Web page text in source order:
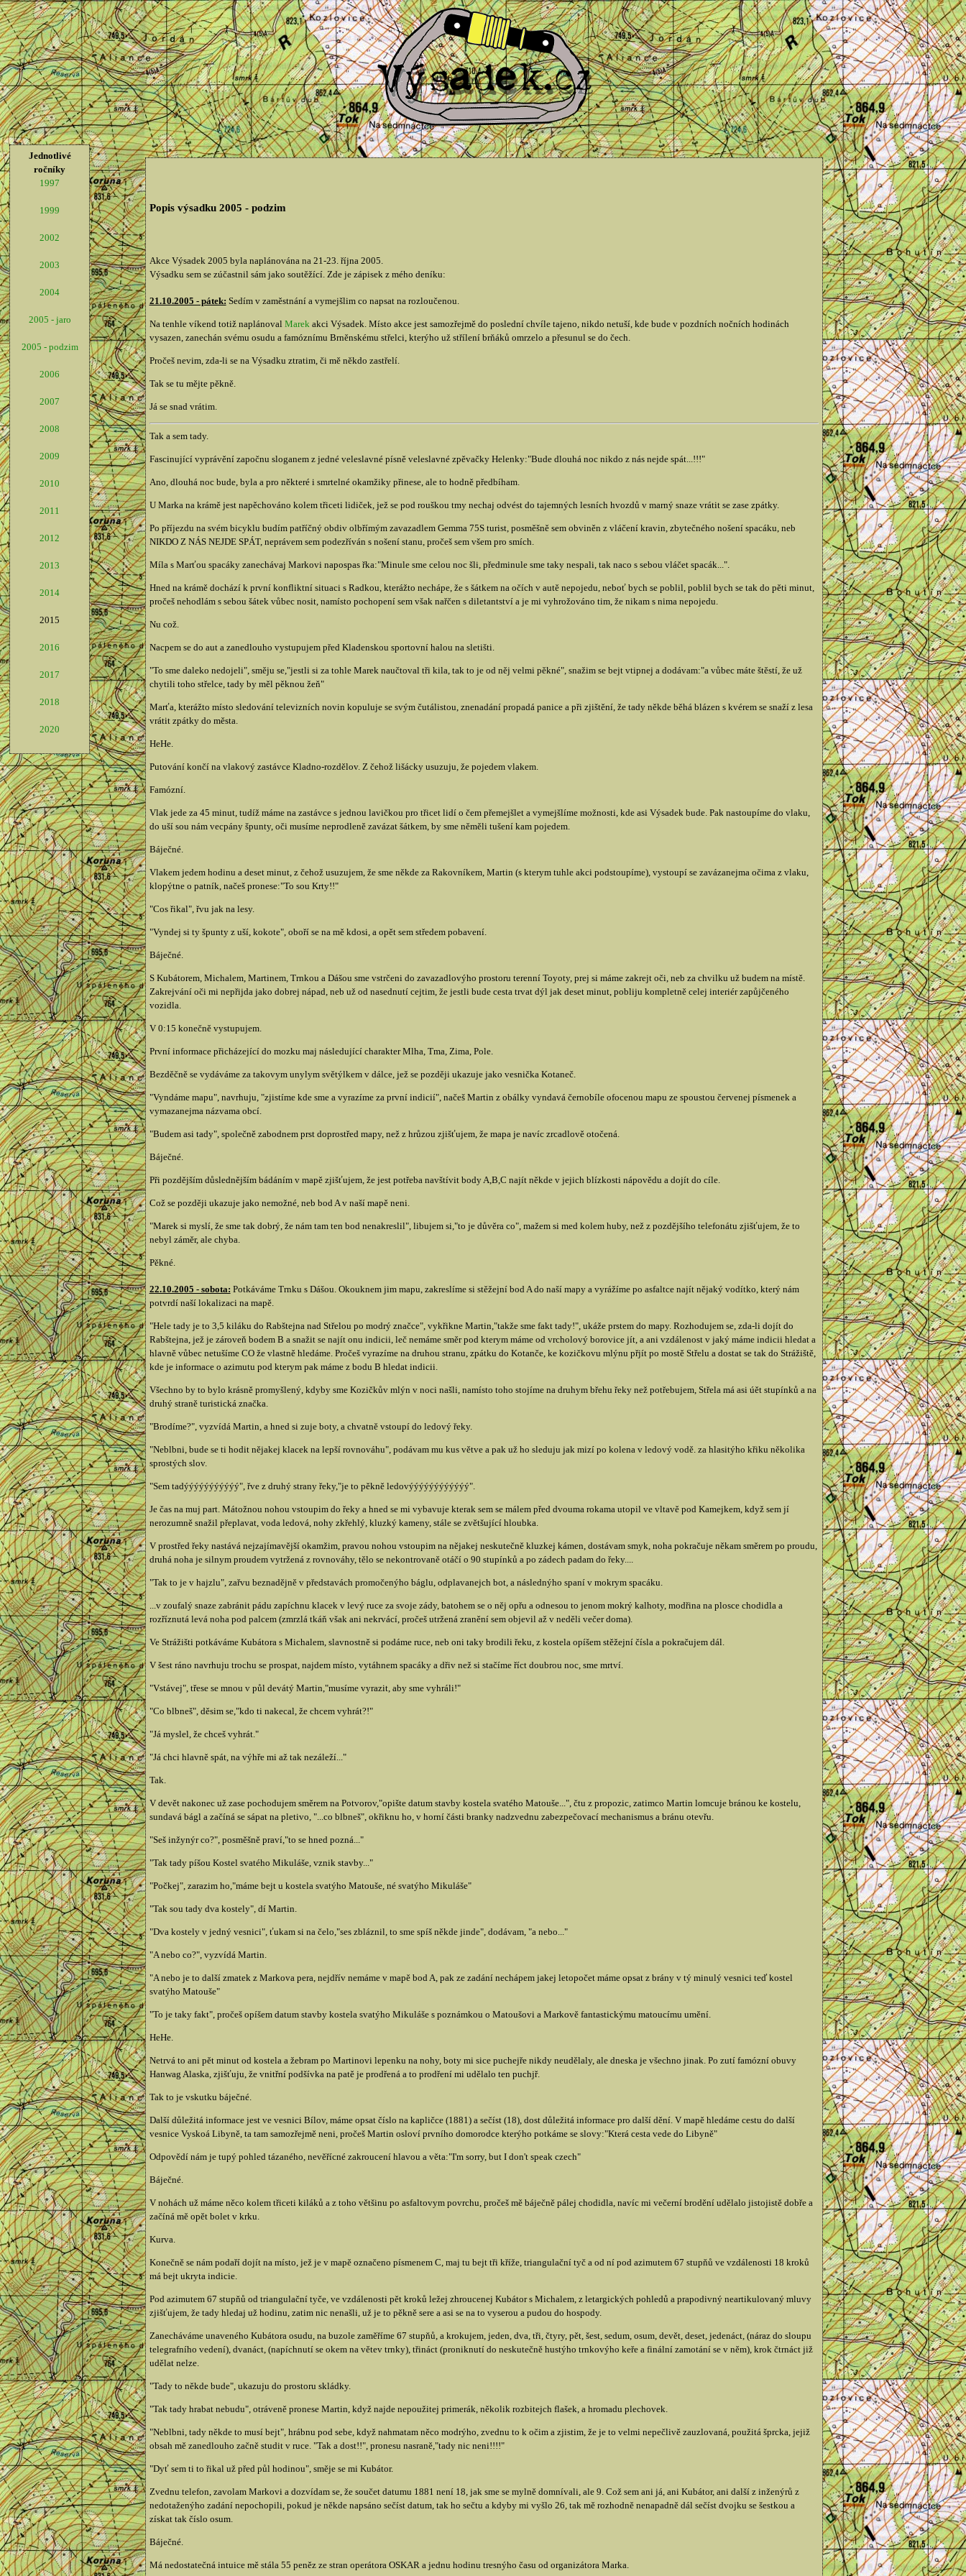
Jednotlivé
ročníky
1997
1999
2002
2003
2004
2005 - jaro
2005 - podzim
2006
2007
2008
2009
2010
2011
2012
2013
2014
2015
2016
2017
2018
2020
Popis výsadku 2005 - podzim
Akce Výsadek 2005 byla naplánována na 21-23. října 2005.
Výsadku sem se zúčastnil sám jako soutěžící. Zde je zápisek z mého deníku:
21.10.2005 - pátek: Sedím v zaměstnání a vymejšlim co napsat na rozloučenou.
Na tenhle víkend totiž naplánoval Marekakci Výsadek. Místo akce jest samozřejmě do poslední chvíle tajeno, nikdo netuší, kde bude v pozdních nočních hodinách
vysazen, zanechán svému osudu a famóznímu Brněnskému střelci, kterýho už střílení brňáků omrzelo a přesunul se do čech.
Pročeš nevim, zda-li se na Výsadku ztratim, či mě někdo zastřelí.
Tak se tu mějte pěkně.
Já se snad vrátim.
Tak a sem tady.
Fascinující vyprávění započnu sloganem z jedné veleslavné písně veleslavné zpěvačky Helenky:"Bude dlouhá noc nikdo z nás nejde spát...!!!"
Ano, dlouhá noc bude, byla a pro některé i smrtelné okamžiky přinese, ale to hodně předbíham.
U Marka na krámě jest napěchováno kolem třiceti lidiček, jež se pod rouškou tmy nechaj odvést do tajemných lesních hvozdů v marný snaze vrátit se zase zpátky.
Po příjezdu na svém bicyklu budím patříčný obdiv olbřímým zavazadlem Gemma 75S turist, posměšně sem obviněn z vláčení kravin, zbytečného nošení spacáku, neb
NIKDO Z NÁS NEJDE SPÁT, neprávem sem podezříván s nošení stanu, pročeš sem všem pro smích.
Míla s Marťou spacáky zanechávaj Markovi napospas řka:"Minule sme celou noc šli, předminule sme taky nespali, tak naco s sebou vláčet spacák...".
Hned na krámě dochází k první konfliktní situaci s Radkou, kterážto nechápe, že s šátkem na očích v autě nepojedu, neboť bych se poblil, poblil bych se tak do pěti minut,
pročeš nehodlám s sebou šátek vůbec nosit, namísto pochopení sem však nařčen s diletantství a je mi vyhrožováno tim, že nikam s nima nepojedu.
Nu což.
Nacpem se do aut a zanedlouho vystupujem před Kladenskou sportovní halou na sletišti.
"To sme daleko nedojeli", směju se,"jestli si za tohle Marek naučtoval tři kila, tak to je od něj velmi pěkné", snažim se bejt vtipnej a dodávam:"a vůbec máte štěstí, že už
chytili toho střelce, tady by měl pěknou žeň"
Marťa, kterážto místo sledování televizních novin kopuluje se svým čutálistou, znenadání propadá panice a při zjištění, že tady někde běhá blázen s kvérem se snaží z lesa
vrátit zpátky do města.
HeHe.
Putování končí na vlakový zastávce Kladno-rozdělov. Z čehož lišácky usuzuju, že pojedem vlakem.
Famózní.
Vlak jede za 45 minut, tudíž máme na zastávce s jednou lavičkou pro třicet lidí o čem přemejšlet a vymejšlíme možnosti, kde asi Výsadek bude. Pak nastoupíme do vlaku,
do uší sou nám vecpány špunty, oči musíme neprodleně zavázat šátkem, by sme něměli tušení kam pojedem.
Báječné.
Vlakem jedem hodinu a deset minut, z čehož usuzujem, že sme někde za Rakovníkem, Martin (s kterym tuhle akci podstoupíme), vystoupí se zavázanejma očima z vlaku,
klopýtne o patník, načeš pronese:"To sou Krty!!"
"Cos řikal", řvu jak na lesy.
"Vyndej si ty špunty z uší, kokote", oboří se na mě kdosi, a opět sem středem pobavení.
Báječné.
S Kubátorem, Michalem, Martinem, Trnkou a Dášou sme vstrčeni do zavazadlovýho prostoru terenní Toyoty, prej si máme zakrejt oči, neb za chvilku už budem na místě.
Zakrejvání oči mi nepřijda jako dobrej nápad, neb už od nasednutí cejtim, že jestli bude cesta trvat dýl jak deset minut, pobliju kompletně celej interiér zapůjčeného
vozidla.
V 0:15 konečně vystupujem.
První informace přicházející do mozku maj následující charakter Mlha, Tma, Zima, Pole.
Bezděčně se vydáváme za takovym unylym světýlkem v dálce, jež se později ukazuje jako vesnička Kotaneč.
"Vyndáme mapu", navrhuju, "zjistíme kde sme a vyrazíme za první indicií", načeš Martin z obálky vyndavá černobíle ofocenou mapu ze spoustou červenej písmenek a
vymazanejma názvama obcí.
"Budem asi tady", společně zabodnem prst doprostřed mapy, než z hrůzou zjišťujem, že mapa je navíc zrcadlově otočená.
Báječné.
Při pozdějším důslednějším bádáním v mapě zjišťujem, že jest potřeba navštívit body A,B,C najít někde v jejich blízkosti nápovědu a dojít do cíle.
Což se později ukazuje jako nemožné, neb bod A v naší mapě neni.
"Marek si myslí, že sme tak dobrý, že nám tam ten bod nenakreslil", libujem si,"to je důvěra co", mažem si med kolem huby, než z pozdějšího telefonátu zjišťujem, že to
nebyl záměr, ale chyba.
Pěkné.
22.10.2005 - sobota: Potkáváme Trnku s Dášou. Okouknem jim mapu, zakreslíme si stěžejní bod A do naší mapy a vyrážíme po asfaltce najít nějaký vodítko, který nám
potvrdí naší lokalizaci na mapě.
"Hele tady je to 3,5 kiláku do Rabštejna nad Střelou po modrý značce", vykřikne Martin,"takže sme fakt tady!", ukáže prstem do mapy. Rozhodujem se, zda-li dojít do
Rabštejna, jež je zároveň bodem B a snažit se najít onu indicii, leč nemáme směr pod kterym máme od vrcholový borovice jít, a ani vzdálenost v jaký máme indicii hledat a
hlavně vůbec netušíme CO že vlastně hledáme. Pročeš vyrazíme na druhou stranu, zpátku do Kotanče, ke kozičkovu mlýnu přjít po mostě Střelu a dostat se tak do Strážiště,
kde je informace o azimutu pod kterym pak máme z bodu B hledat indicii.
Všechno by to bylo krásně promyšlený, kdyby sme Kozičkův mlýn v noci našli, namísto toho stojíme na druhym břehu řeky než potřebujem, Střela má asi úět stupínků a na
druhý straně turistická značka.
"Brodíme?", vyzvídá Martin, a hned si zuje boty, a chvatně vstoupí do ledový řeky.
"Neblbni, bude se ti hodit nějakej klacek na lepší rovnováhu", podávam mu kus větve a pak už ho sleduju jak mizí po kolena v ledový vodě. za hlasitýho křiku několika
sprostých slov.
"Sem tadýýýýýýýýýýý", řve z druhý strany řeky,"je to pěkně ledovýýýýýýýýýýýý".
Je čas na muj part. Mátožnou nohou vstoupim do řeky a hned se mi vybavuje kterak sem se málem před dvouma rokama utopil ve vltavě pod Kamejkem, když sem jí
nerozumně snažil přeplavat, voda ledová, nohy zkřehlý, kluzký kameny, stále se zvětšující hloubka.
V prostřed řeky nastává nejzajímavější okamžim, pravou nohou vstoupim na nějakej neskutečně kluzkej kámen, dostávam smyk, noha pokračuje někam směrem po proudu,
druhá noha je silnym proudem vytržená z rovnováhy, tělo se nekontrovaně otáčí o 90 stupínků a po zádech padam do řeky....
"Tak to je v hajzlu", zařvu beznadějně v představách promočenýho báglu, odplavanejch bot, a následnýho spaní v mokrym spacáku.
...v zoufalý snaze zabránit pádu zapíchnu klacek v levý ruce za svoje zády, batohem se o něj opřu a odnesou to jenom mokrý kalhoty, modřina na plosce chodidla a
rozříznutá levá noha pod palcem (zmrzlá tkáň však ani nekrvácí, pročeš utržená zranění sem objevil až v neděli večer doma).
Ve Strážišti potkáváme Kubátora s Michalem, slavnostně si podáme ruce, neb oni taky brodili řeku, z kostela opíšem stěžejní čísla a pokračujem dál.
V šest ráno navrhuju trochu se prospat, najdem místo, vytáhnem spacáky a dřiv než si stačíme říct doubrou noc, sme mrtví.
"Vstávej", třese se mnou v půl devátý Martin,"musíme vyrazit, aby sme vyhráli!"
"Co blbneš", děsim se,"kdo ti nakecal, že chcem vyhrát?!"
"Já myslel, že chceš vyhrát."
"Já chci hlavně spát, na výhře mi až tak nezáleží..."
Tak.
V devět nakonec už zase pochodujem směrem na Potvorov,"opište datum stavby kostela svatého Matouše...", čtu z propozic, zatimco Martin lomcuje bránou ke kostelu,
sundavá bágl a začíná se sápat na pletivo, "...co blbneš", okřiknu ho, v horní části branky nadzvednu zabezpečovací mechanismus a bránu otevřu.
"Seš inžynýr co?", posměšně praví,"to se hned pozná..."
"Tak tady píšou Kostel svatého Mikuláše, vznik stavby..."
"Počkej", zarazim ho,"máme bejt u kostela svatýho Matouše, né svatýho Mikuláše"
"Tak sou tady dva kostely", dí Martin.
"Dva kostely v jedný vesnici", ťukam si na čelo,"ses zbláznil, to sme spíš někde jinde", dodávam, "a nebo..."
"A nebo co?", vyzvídá Martin.
"A nebo je to další zmatek z Markova pera, nejdřív nemáme v mapě bod A, pak ze zadání nechápem jakej letopočet máme opsat z brány v tý minulý vesnici teď kostel
svatýho Matouše"
"To je taky fakt", pročeš opíšem datum stavby kostela svatýho Mikuláše s poznámkou o Matoušovi a Markově fantastickýmu matoucímu umění.
HeHe.
Netrvá to ani pět minut od kostela a žebram po Martinovi lepenku na nohy, boty mi sice puchejře nikdy neudělaly, ale dneska je všechno jinak. Po zutí famózní obuvy
Hanwag Alaska, zjišťuju, že vnitřní podšívka na patě je prodřená a to prodření mi udělalo ten puchjř.
Tak to je vskutku báječné.
Další důležitá informace jest ve vesnici Bílov, máme opsat číslo na kapličce (1881) a sečíst (18), dost důležitá informace pro další dění. V mapě hledáme cestu do další
vesnice Vyskoá Libyně, ta tam samozřejmě neni, pročeš Martin osloví prvního domorodce kterýho potkáme se slovy:"Která cesta vede do Libyně"
Odpovědí nám je tupý pohled tázaného, nevěřícné zakroucení hlavou a věta:"I'm sorry, but I don't speak czech"
Báječné.
V nohách už máme něco kolem třiceti kiláků a z toho většinu po asfaltovym povrchu, pročeš mě báječně pálej chodidla, navíc mi večerní brodění udělalo jistojistě dobře a
začíná mě opět bolet v krku.
Kurva.
Konečně se nám podaří dojít na místo, jež je v mapě označeno písmenem C, maj tu bejt tři kříže, triangulační tyč a od ní pod azimutem 67 stupňů ve vzdálenosti 18 kroků
má bejt ukryta indicie.
Pod azimutem 67 stupňů od triangulační tyče, ve vzdálenosti pět kroků ležej zhroucenej Kubátor s Michalem, z letargických pohledů a prapodivný neartikulovaný mluvy
zjišťujem, že tady hledaj už hodinu, zatim nic nenašli, už je to pěkně sere a asi se na to vyserou a pudou do hospody.
Zanecháváme unaveného Kubátora osudu, na buzole zaměříme 67 stupňů, a krokujem, jeden, dva, tři, čtyry, pět, šest, sedum, osum, devět, deset, jedenáct, (náraz do sloupu
telegrafního vedení), dvanáct, (napíchnutí se okem na větev trnky), třináct (proniknutí do neskutečně hustýho trnkovýho keře a finální zamotání se v něm), krok čtrnáct již
udělat nelze.
"Tady to někde bude", ukazuju do prostoru skládky.
"Tak tady hrabat nebudu", otráveně pronese Martin, když najde nepoužitej primerák, několik rozbitejch flašek, a hromadu plechovek.
"Neblbni, tady někde to musí bejt", hrábnu pod sebe, když nahmatam něco modrýho, zvednu to k očim a zjistim, že je to velmi nepečlivě zauzlovaná, použitá šprcka, jejiž
obsah mě zanedlouho začně studit v ruce. "Tak a dost!!", pronesu nasraně,"tady nic neni!!!!"
"Dyť sem ti to řikal už před půl hodinou", směje se mi Kubátor.
Zvednu telefon, zavolam Markovi a dozvídam se, že součet datumu 1881 není 18, jak sme se mylně domnívali, ale 9. Což sem ani já, ani Kubátor, ani další z inženýrů z
nedotaženýho zadání nepochopili, pokud je někde napsáno sečíst datum, tak ho sečtu a kdyby mi vyšlo 26, tak mě rozhodně nenapadně dál sečíst dvojku se šestkou a
získat tak číslo osum.
Báječné.
Má nedostatečná intuice mě stála 55 peněz ze stran operátora OSKAR a jednu hodinu tresnýho času od organizátora Marka.